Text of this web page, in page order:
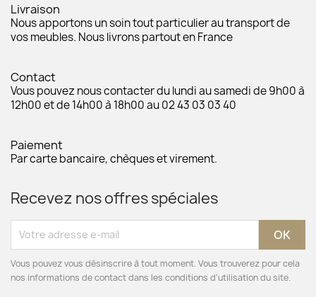
Livraison
Nous apportons un soin tout particulier au transport de
vos meubles. Nous livrons partout en France
Contact
Vous pouvez nous contacter du lundi au samedi de 9h00 à
12h00 et de 14h00 à 18h00 au 02 43 03 03 40
Paiement
Par carte bancaire, chèques et virement.
Recevez nos offres spéciales
Vous pouvez vous désinscrire à tout moment. Vous trouverez pour cela
nos informations de contact dans les conditions d'utilisation du site.